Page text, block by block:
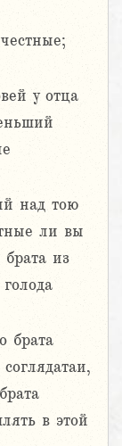
у отца
над тою
ли вы
из
брата
в этой